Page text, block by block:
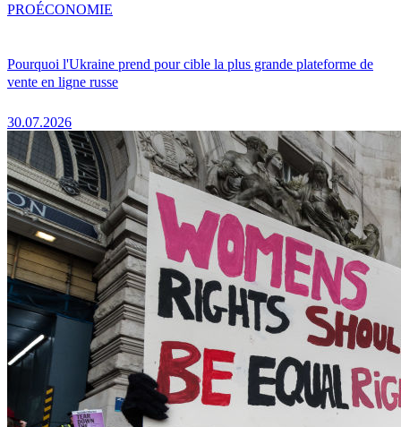
Pourquoi l'Ukraine prend pour cible la plus grande plateforme de
vente en ligne russe
30.07.2026
PROÉCONOMIE